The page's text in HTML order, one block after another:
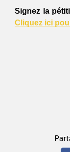
Signez la
Cliquez ici